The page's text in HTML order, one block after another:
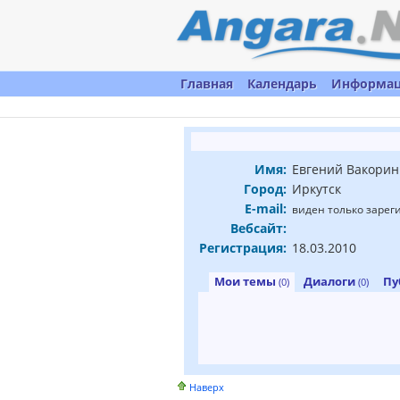
Главная Календарь
Имя: Евгений Вакорин
Город: Иркутск
E-mail: виден только
Вебсайт:
Регистрация: 18.03.2010
Мои темы (0) Диалоги (0)
Наверх